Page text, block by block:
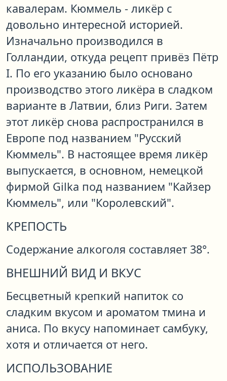
кавалерам. Кюммель - ликёр с
довольно интересной историей.
Изначально производился в
Голландии, откуда рецепт привёз Пётр
I. По его указанию было основано
производство этого ликёра в сладком
варианте в Латвии, близ Риги. Затем
этот ликёр снова распространился в
Европе под названием "Русский
Кюммель". В настоящее время ликёр
выпускается, в основном, немецкой
фирмой Gilka под названием "Кайзер
Кюммель", или "Королевский".
КРЕПОСТЬ
Содержание алкоголя составляет 38°.
ВНЕШНИЙ ВИД И ВКУС
Бесцветный крепкий напиток со
сладким вкусом и ароматом тмина и
аниса. По вкусу напоминает самбуку,
хотя и отличается от него.
ИСПОЛЬЗОВАНИЕ